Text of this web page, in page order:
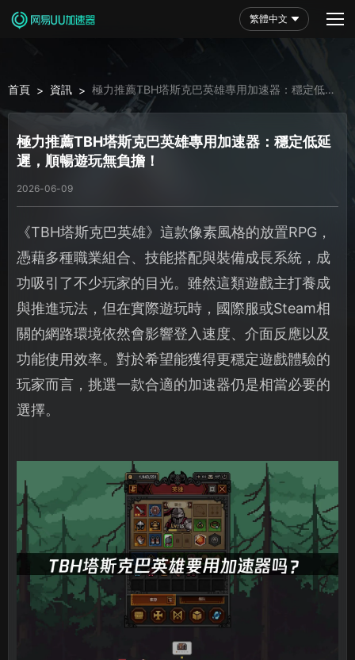
繁體中文
首頁 > 資訊 > 極力推薦TBH塔斯克巴英雄專用加速器：穩定低延
遲，順暢遊玩無負擔！
極力推薦TBH塔斯克巴英雄專用加速器：穩定低延
遲，順暢遊玩無負擔！
2026-06-09
《TBH塔斯克巴英雄》這款像素風格的放置RPG，
憑藉多種職業組合、技能搭配與裝備成長系統，成
功吸引了不少玩家的目光。雖然這類遊戲主打養成
與推進玩法，但在實際遊玩時，國際服或Steam相
關的網路環境依然會影響登入速度、介面反應以及
功能使用效率。對於希望能獲得更穩定遊戲體驗的
玩家而言，挑選一款合適的加速器仍是相當必要的
選擇。